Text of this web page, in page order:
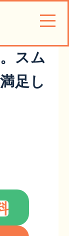
日当
スム
足し